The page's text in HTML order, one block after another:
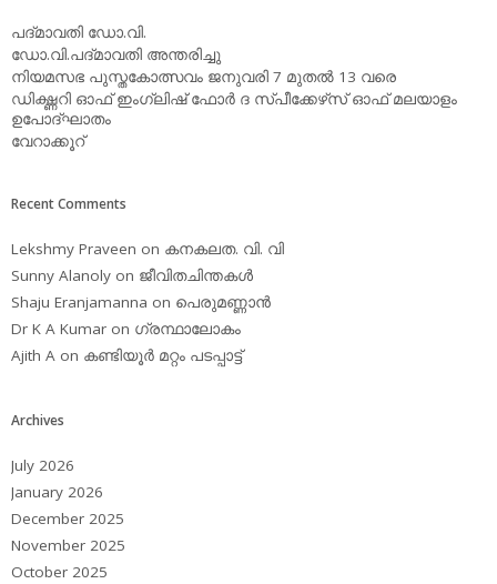
പദ്മാവതി ഡോ.വി.
ഡോ.വി.പദ്മാവതി അന്തരിച്ചു
നിയമസഭ പുസ്തകോത്സവം ജനുവരി 7 മുതല്‍ 13 വരെ
ഡിക്ഷ്ണറി ഓഫ് ഇംഗ്ലിഷ് ഫോര്‍ ദ സ്പീക്കേഴ്‌സ് ഓഫ് മലയാളം
ഉപോദ്ഘാതം
വേറാക്കൂറ്
Recent Comments
Lekshmy Praveen on കനകലത. വി. വി
Sunny Alanoly on ജീവിതചിന്തകള്‍
Shaju Eranjamanna on പെരുമണ്ണാന്‍
Dr K A Kumar on ഗ്രന്ഥാലോകം
Ajith A on കണ്ടിയൂര്‍ മറ്റം പടപ്പാട്ട്‌
Archives
July 2026
January 2026
December 2025
November 2025
October 2025